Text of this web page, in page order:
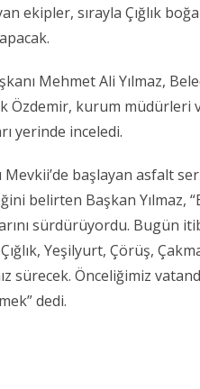
ekipler, sırayla Çığlık
Mehmet Ali Yılmaz,
Özdemir, kurum
yerinde inceledi.
Mevkii’de başlayan asfalt
belirten Başkan Yılmaz,
sürdürüyordu. Bugün
Çığlık, Yeşilyurt, Çörüş,
sürecek. Önceliğimiz
dedi.